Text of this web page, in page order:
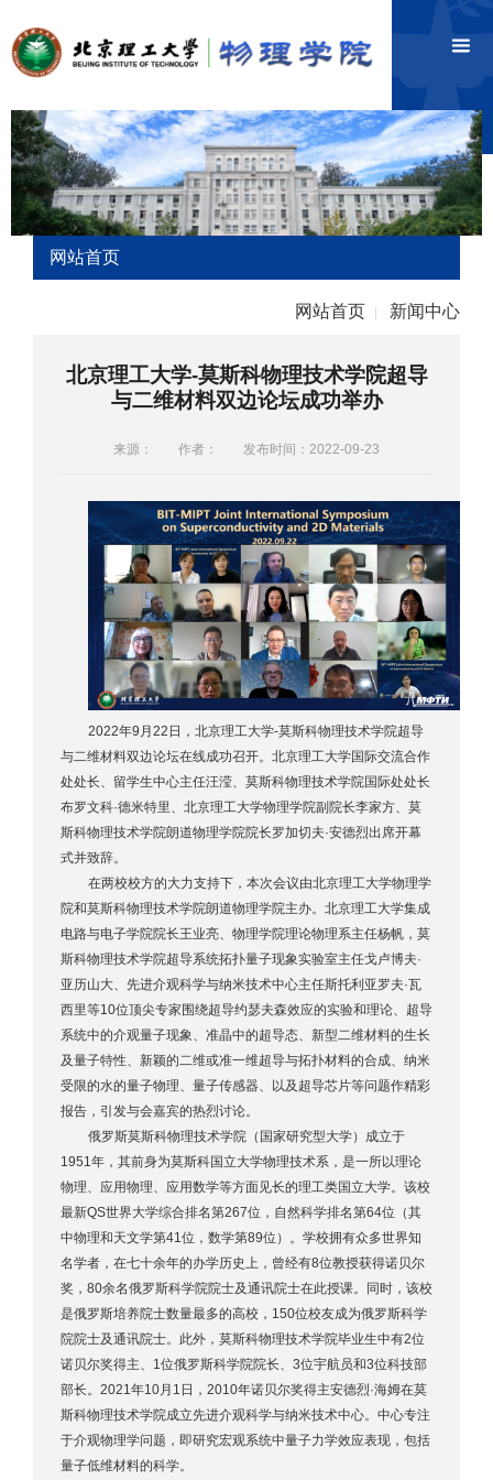
网站首页
网站首页 新闻中心
北京理工大学-莫斯科物理技术学院超导
与二维材料双边论坛成功举办
来源： 作者： 发布时间：2022-09-23
2022年9月22日，北京理工大学-莫斯科物理技术学院超导
与二维材料双边论坛在线成功召开。北京理工大学国际交流合作
处处长、留学生中心主任汪滢、莫斯科物理技术学院国际处处长
布罗文科·德米特里、北京理工大学物理学院副院长李家方、莫
斯科物理技术学院朗道物理学院院长罗加切夫·安德烈出席开幕
式并致辞。
在两校校方的大力支持下，本次会议由北京理工大学物理学
院和莫斯科物理技术学院朗道物理学院主办。北京理工大学集成
电路与电子学院院长王业亮、物理学院理论物理系主任杨帆，莫
斯科物理技术学院超导系统拓扑量子现象实验室主任戈卢博夫·
亚历山大、先进介观科学与纳米技术中心主任斯托利亚罗夫·瓦
西里等10位顶尖专家围绕超导约瑟夫森效应的实验和理论、超导
系统中的介观量子现象、准晶中的超导态、新型二维材料的生长
及量子特性、新颖的二维或准一维超导与拓扑材料的合成、纳米
受限的水的量子物理、量子传感器、以及超导芯片等问题作精彩
报告，引发与会嘉宾的热烈讨论。
俄罗斯莫斯科物理技术学院（国家研究型大学）成立于
1951年，其前身为莫斯科国立大学物理技术系，是一所以理论
物理、应用物理、应用数学等方面见长的理工类国立大学。该校
最新QS世界大学综合排名第267位，自然科学排名第64位（其
中物理和天文学第41位，数学第89位）。学校拥有众多世界知
名学者，在七十余年的办学历史上，曾经有8位教授获得诺贝尔
奖，80余名俄罗斯科学院院士及通讯院士在此授课。同时，该校
是俄罗斯培养院士数量最多的高校，150位校友成为俄罗斯科学
院院士及通讯院士。此外，莫斯科物理技术学院毕业生中有2位
诺贝尔奖得主、1位俄罗斯科学院院长、3位宇航员和3位科技部
部长。2021年10月1日，2010年诺贝尔奖得主安德烈·海姆在莫
斯科物理技术学院成立先进介观科学与纳米技术中心。中心专注
于介观物理学问题，即研究宏观系统中量子力学效应表现，包括
量子低维材料的科学。